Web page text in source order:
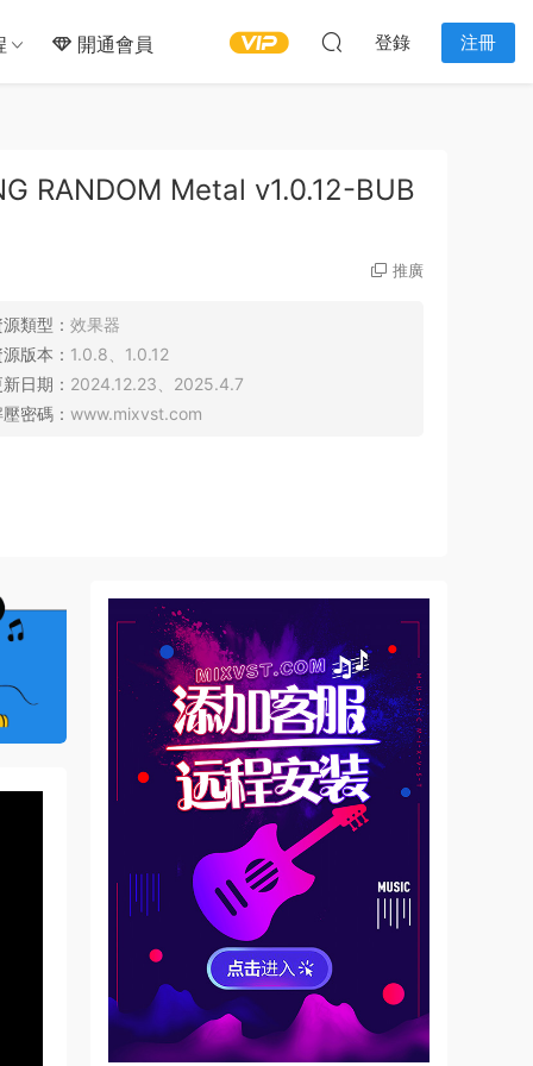
開通會員 登錄 注冊
RANDOM Metal v1.0.12-BUB
推廣
類型： 效果器
版本： 1.0.8、1.0.12
日期： 2024.12.23、2025.4.7
密碼： www.mixvst.com